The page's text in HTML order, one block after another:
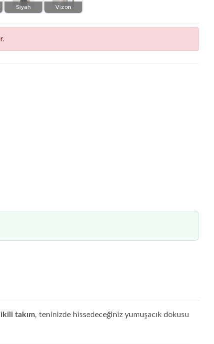
Siyah Vizon
takım, teninizde hissedeceğiniz yumuşacık dokusu